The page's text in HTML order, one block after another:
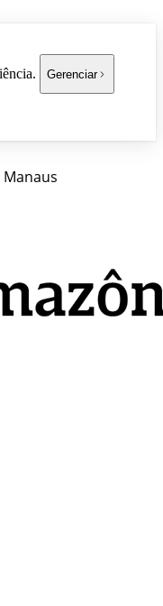
Gerenciar
Manaus